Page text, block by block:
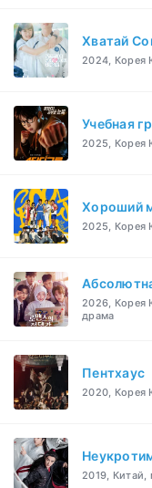
Хватай
2024, Корея
Учебная
2025, Корея
Хороший
2025, Корея
2026, Корея
драма
Пентхаус
2020, Корея
2019, Китай,